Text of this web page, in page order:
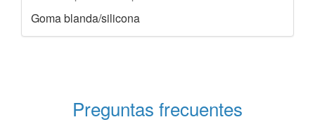
Goma blanda/silicona
Preguntas frecuentes